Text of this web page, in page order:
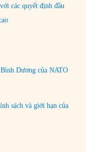
các quyết định đầu
Dương của NATO
sách và giới hạn của